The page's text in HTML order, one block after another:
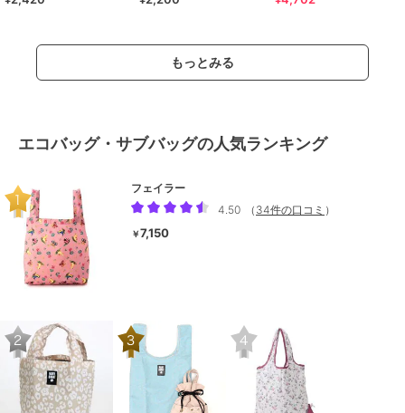
もっとみる
エコバッグ・サブバッグの人気ランキング
フェイラー
4.50
（ 34件の口コミ ）
￥7,150